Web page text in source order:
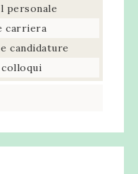
personale
carriera
candidature
colloqui